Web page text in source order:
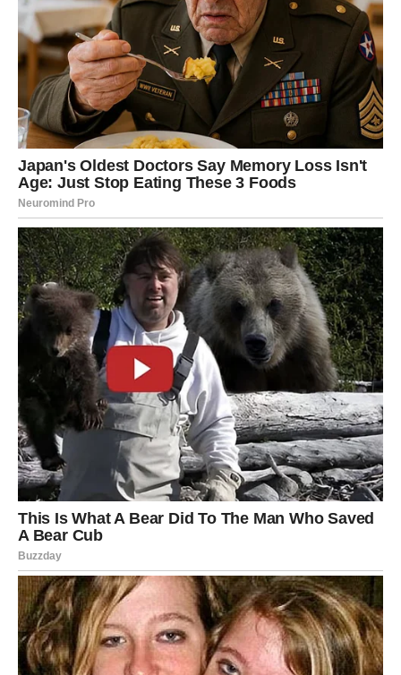
1 šalica jogurta (standardne zapremine od 200 ml)
1 jaje
2 kašike maslinovog ulja
1 kašičica soli
1 paketić praška za pecivo
Otprilike 3 šalice brašna(dodavati postepeno, po
potrebi)
Važno je napomenutida količina brašna može da varira u
zavisnosti od gustine jogurta i veličine jajeta. Zato je
najbolje dodavati brašno postepeno
, dok se ne dobije
glatka, ali mekana i podatna masa koja se ne lepi za ruke.
Postupak mešanja testa:
U velikoj činiji sjediniti jogurt,jaje maslinovo ulje,soi